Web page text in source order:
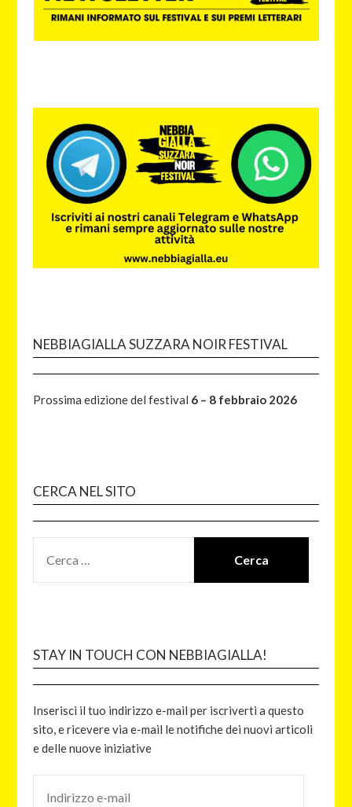
NEBBIAGIALLA SUZZARA NOIR FESTIVAL
Prossima edizione del festival 6 – 8 febbraio 2026
CERCA NEL SITO
STAY IN TOUCH CON NEBBIAGIALLA!
Inserisci il tuo indirizzo e-mail per iscriverti a questo
sito, e ricevere via e-mail le notifiche dei nuovi articoli
e delle nuove iniziative